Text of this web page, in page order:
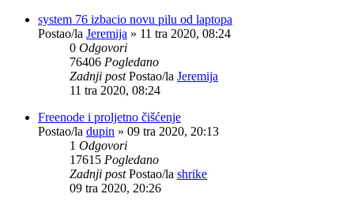
system 76 izbacio novu pilu od laptopa
Postao/la Jeremija » 11 tra 2020, 08:24
0 Odgovori
76406 Pogledano
Zadnji postPostao/la Jeremija
11 tra 2020, 08:24
Freenode i proljetno čišćenje
Postao/la dupin » 09 tra 2020, 20:13
1 Odgovori
17615 Pogledano
Zadnji postPostao/la shrike
09 tra 2020, 20:26